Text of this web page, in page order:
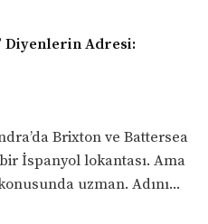
Diyenlerin Adresi:
Brixton ve Battersea
İspanyol lokantası. Ama
uzman. Adını...